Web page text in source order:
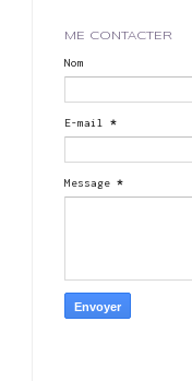
ME CONTACTER
Nom
E-mail *
Message *